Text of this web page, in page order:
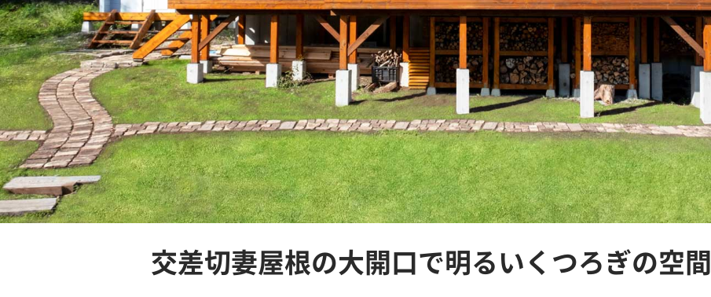
交差切妻屋根の大開口で明るいくつろぎの空間